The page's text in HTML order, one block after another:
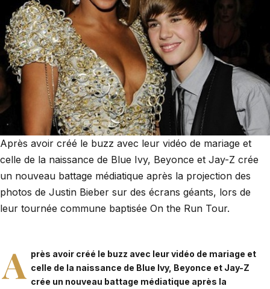
Après avoir créé le buzz avec leur vidéo de mariage et
celle de la naissance de Blue Ivy, Beyonce et Jay-Z crée
un nouveau battage médiatique après la projection des
photos de Justin Bieber sur des écrans géants, lors de
leur tournée commune baptisée On the Run Tour.
A près avoir créé le buzz avec leur vidéo de mariage et
celle de la naissance de Blue Ivy, Beyonce et Jay-Z
crée un nouveau battage médiatique après la